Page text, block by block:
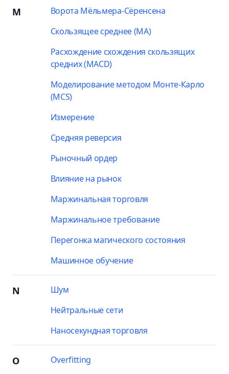
M
Ворота Мёльмера-Сёренсена
Скользящее среднее (MA)
Расхождение схождения скользящих
средних (MACD)
Моделирование методом Монте-Карло
(MCS)
Измерение
Средняя реверсия
Рыночный ордер
Влияние на рынок
Маржинальная торговля
Маржинальное требование
Перегонка магического состояния
Машинное обучение
N
Шум
Нейтральные сети
Наносекундная торговля
O
Overfitting